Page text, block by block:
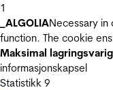
1
_ALGOLIANecessary
function. The cookie
Maksimal
informasjonskapsel
Statistikk 9